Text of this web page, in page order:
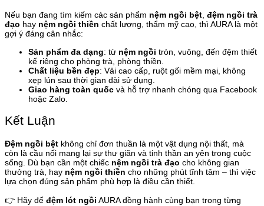
Nếu bạn đang tìm kiếm các sản phẩm nệm ngồi bệt, đệm ngồi trà
đạo hay nệm ngồi thiền chất lượng, thẩm mỹ cao, thì AURA là một
gợi ý đáng cân nhắc:
Sản phẩm đa dạng: từ nệm ngồi tròn, vuông, đến đệm thiết
kế riêng cho phòng trà, phòng thiền.
Chất liệu bền đẹp: Vải cao cấp, ruột gối mềm mại, không
xẹp lún sau thời gian dài sử dụng.
Giao hàng toàn quốc và hỗ trợ nhanh chóng qua Facebook
hoặc Zalo.
Kết Luận
Đệm ngồi bệt không chỉ đơn thuần là một vật dụng nội thất, mà
còn là cầu nối mang lại sự thư giãn và tinh thần an yên trong cuộc
sống. Dù bạn cần một chiếc nệm ngồi trà đạo cho không gian
thưởng trà, hay nệm ngồi thiền cho những phút tĩnh tâm – thì việc
lựa chọn đúng sản phẩm phù hợp là điều cần thiết.
👉 Hãy để đệm lót ngồi AURA đồng hành cùng bạn trong từng